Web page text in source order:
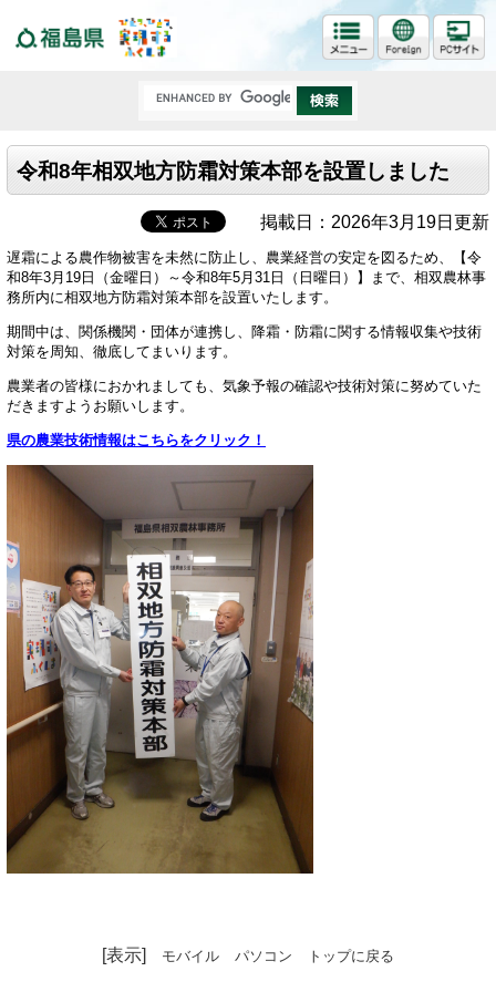
令和8年相双地方防霜対策本部を設置しました
掲載日：2026年3月19日更新
遅霜による農作物被害を未然に防止し、農業経営の安定を図るため、【令
和8年3月19日（金曜日）～令和8年5月31日（日曜日）】まで、相双農林事
務所内に相双地方防霜対策本部を設置いたします。
期間中は、関係機関・団体が連携し、降霜・防霜に関する情報収集や技術
対策を周知、徹底してまいります。
農業者の皆様におかれましても、気象予報の確認や技術対策に努めていた
だきますようお願いします。
県の農業技術情報はこちらをクリック！
[表示] モバイル パソコン トップに戻る